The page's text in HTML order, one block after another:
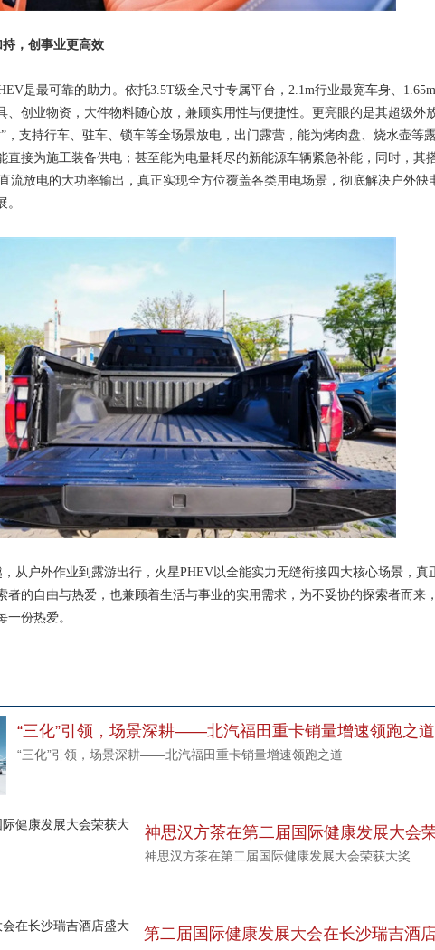
，创事业更高效
是最可靠的助力。依托3.5T级全尺寸专属平台，2.1m行业最宽车身、
、创业物资，大件物料随心放，兼顾实用性与便捷性。更亮眼的是其超级外
，支持行车、驻车、锁车等全场景放电，出门露营，能为烤肉盘、烧水壶等
直接为施工装备供电；甚至能为电量耗尽的新能源车辆紧急补能，同时，其
流放电的大功率输出，真正实现全方位覆盖各类用电场景，彻底解决户外缺
从户外作业到露游出行，火星PHEV以全能实力无缝衔接四大核心场景，真
者的自由与热爱，也兼顾着生活与事业的实用需求，为不妥协的探索者而来
一份热爱。
“三化”引领，场景深耕——北汽福田重卡销量增速领跑之道
“三化”引领，场景深耕——北汽福田重卡销量增速领跑之道
神思汉方茶在第二届国际健康发展大会
奖
神思汉方茶在第二届国际健康发展大会荣获大奖
第二届国际健康发展大会在长沙瑞吉酒